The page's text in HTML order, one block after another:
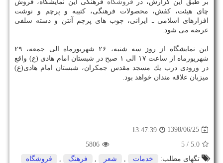
بر طبق این گزارش، در فروشگاه فرهنگی این نمایشگاه، فروش
چای هیئت، كفش، محصولات فرهنگی، كتیبه و پرچم و نوشت
افزارهای اسلامی ـ ایرانی، چوب های پرچم آنتن و دسته سلفی
عرضه می شود.
این نمایشگاه از روز سه شنبه، ۲۶ شهریورماه الی جمعه، ۲۹
شهریورماه از ساعت ۱۷ الی ۱ صبح در شبستان امام هادی (ع) واقع
در ورودی درب یك مسجد مقدس جمكران، شبستان امام هادی(ع)
میزبان علاقه مندان خواهد بود.
1398/06/25
13:47:39
5.0
/ 5
5806
تگهای مطلب:
خدمات شعر فرهنگ فروشگاه